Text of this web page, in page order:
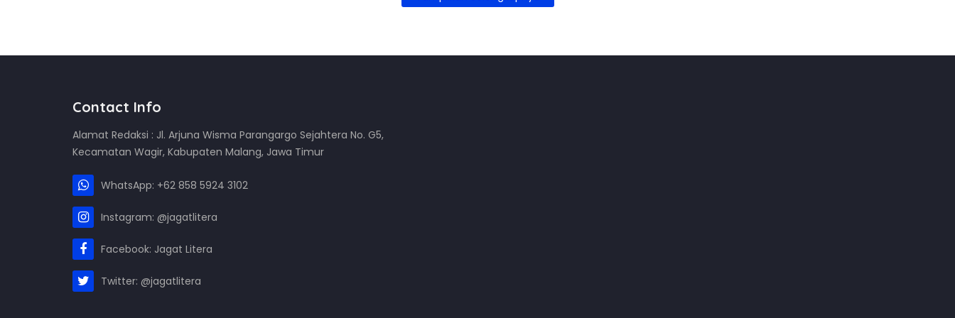
Contact Info
Alamat Redaksi : Jl. Arjuna Wisma Parangargo Sejahtera No. G5,
Kecamatan Wagir, Kabupaten Malang, Jawa Timur
WhatsApp: +62 858 5924 3102
Instagram: @jagatlitera
Facebook: Jagat Litera
Twitter: @jagatlitera